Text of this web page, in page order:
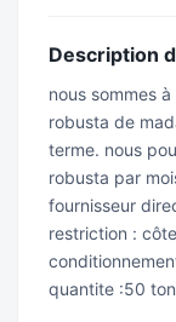
Description
nous sommes
robusta de
terme. nous
robusta par
fournisseur
restriction :
quantite :50